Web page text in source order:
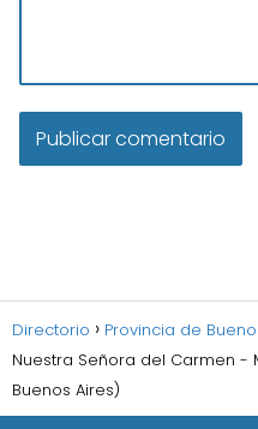
Directorio Provincia de
Nuestra Señora del Carmen -
Buenos Aires)